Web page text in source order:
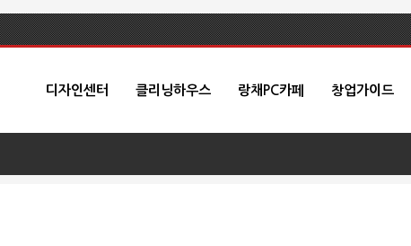
디자인센터 클리닝하우스 랑채PC카페 창업가이드